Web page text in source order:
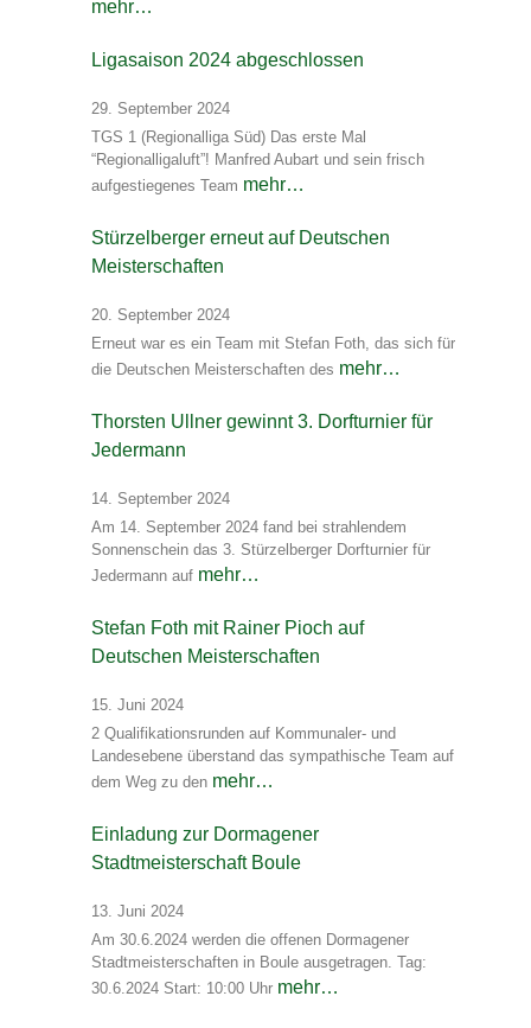
mehr…
Ligasaison 2024 abgeschlossen
29. September 2024
TGS 1 (Regionalliga Süd) Das erste Mal
“Regionalligaluft”! Manfred Aubart und sein frisch
aufgestiegenes Team mehr…
Stürzelberger erneut auf Deutschen
Meisterschaften
20. September 2024
Erneut war es ein Team mit Stefan Foth, das sich für
die Deutschen Meisterschaften des mehr…
Thorsten Ullner gewinnt 3. Dorfturnier für
Jedermann
14. September 2024
Am 14. September 2024 fand bei strahlendem
Sonnenschein das 3. Stürzelberger Dorfturnier für
Jedermann auf mehr…
Stefan Foth mit Rainer Pioch auf
Deutschen Meisterschaften
15. Juni 2024
2 Qualifikationsrunden auf Kommunaler- und
Landesebene überstand das sympathische Team auf
dem Weg zu den mehr…
Einladung zur Dormagener
Stadtmeisterschaft Boule
13. Juni 2024
Am 30.6.2024 werden die offenen Dormagener
Stadtmeisterschaften in Boule ausgetragen. Tag:
30.6.2024 Start: 10:00 Uhr mehr…